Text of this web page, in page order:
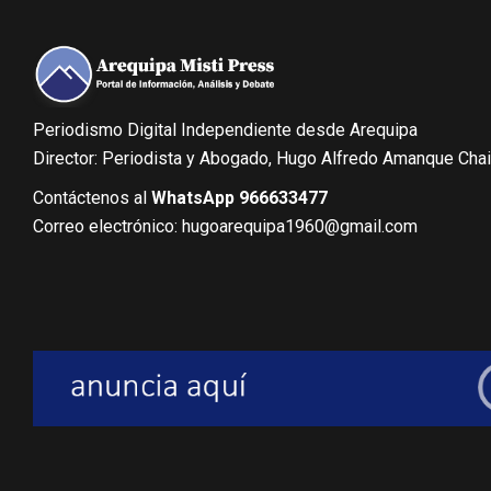
Periodismo Digital Independiente desde Arequipa
Director: Periodista y Abogado, Hugo Alfredo Amanque
Contáctenos al WhatsApp 966633477
Correo electrónico: hugoarequipa1960@gmail.com